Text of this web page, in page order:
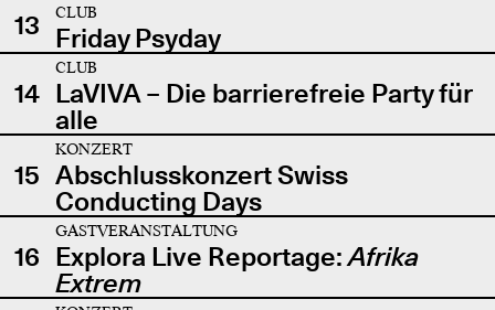
13
CLUB
Friday Psyday
14
CLUB
LaVIVA – Die barrierefreie Party für
alle
15
KONZERT
Abschlusskonzert Swiss
Conducting Days
16
GASTVERANSTALTUNG
Explora Live Reportage:Afrika
Extrem